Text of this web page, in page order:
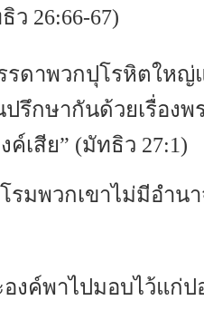
ว 26:66-67)
รดาพวกปุโรหิตให
รึกษากันด้วยเรื่องพ
ค์เสีย” (มัทธิว 27:1)
มพวกเขาไม่มีอำน
องค์พาไปมอบไว้แก่